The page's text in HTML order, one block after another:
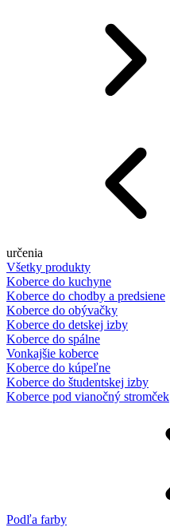
určenia
Všetky produkty
Koberce do kuchyne
Koberce do chodby a predsiene
Koberce do obývačky
Koberce do detskej izby
Koberce do spálne
Vonkajšie koberce
Koberce do kúpeľne
Koberce do študentskej izby
Koberce pod vianočný stromček
Podľa farby